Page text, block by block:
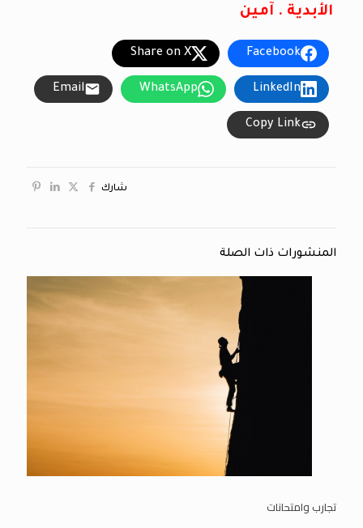
الأبدية . آمين
Facebook
Share on X
LinkedIn
WhatsApp
Email
Copy Link
شارك
المنشورات ذات الصلة
تجارب وامتحانات